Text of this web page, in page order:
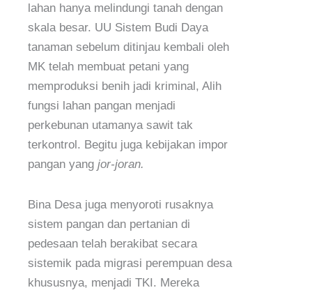
lahan hanya melindungi tanah dengan
skala besar. UU Sistem Budi Daya
tanaman sebelum ditinjau kembali oleh
MK telah membuat petani yang
memproduksi benih jadi kriminal, Alih
fungsi lahan pangan menjadi
perkebunan utamanya sawit tak
terkontrol. Begitu juga kebijakan impor
pangan yang jor-joran.
Bina Desa juga menyoroti rusaknya
sistem pangan dan pertanian di
pedesaan telah berakibat secara
sistemik pada migrasi perempuan desa
khususnya, menjadi TKI. Mereka